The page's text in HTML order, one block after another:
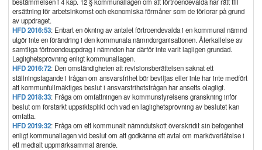
ersättning för arbetsinkomst och ekonomiska förmåner som de förlorar på grund
av uppdraget.
HFD 2016:53: Enbart en ökning av antalet förtroendevalda i en kommunal nämnd
utgör inte en förändring i den kommunala nämndorganisationen. Återkallelse av
samtliga förtroendeuppdrag i nämnden har därför inte varit lagligen grundad.
Laglighetsprövning enligt kommunallagen.
HFD 2016:72: Den omständigheten att revisionsberättelsen saknat ett
ställningstagande i frågan om ansvarsfrihet bör beviljas eller inte har inte medfört
att kommunfullmäktiges beslut i ansvarsfrihetsfrågan har ansetts olagligt.
HFD 2018:33: Fråga om omfattningen av kommunstyrelsens granskning inför
beslut om förstärkt uppsiktsplikt och vad en laglighetsprövning av beslutet kan
omfatta.
HFD 2019:32: Fråga om ett kommunalt nämndutskott överskridit sin befogenhet
enligt kommunallagen vid beslut om att godkänna ett avtal om marköverlåtelse i
ett medialt uppmärksammat ärende.